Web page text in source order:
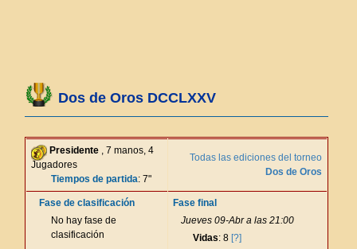
Dos de Oros DCCLXXV
Presidente , 7 manos, 4
Jugadores
Tiempos de partida: 7"
Todas las ediciones del torneo
Dos de Oros
Fase de clasificación
No hay fase de
clasificación
Fase final
Jueves 09-Abr a las 21:00
Vidas: 8 [?]